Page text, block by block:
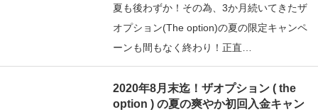
夏も後わずか！その為、3か月続いてきたザ
オプション(The option)の夏の限定キャンペ
ーンも間もなく終わり！正直…
2020年8月末迄！ザオプション ( the
option ) の夏の爽やか初回入金キャン